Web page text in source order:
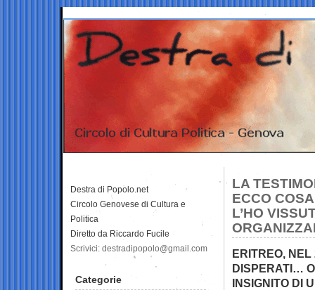
LA
ECCO
L’HO
ERITREO,
DISPERATI…
INSIGNITO DI
Destra di Popolo.net
Circolo Genovese di Cultura e
Politica
Diretto da Riccardo Fucile
Scrivici: destradipopolo@gmail.com
Categorie